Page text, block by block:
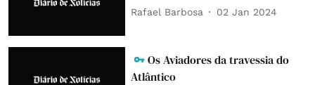
Rafael Barbosa 02 Jan 2024
Os Aviadores da travessia do
Atlântico